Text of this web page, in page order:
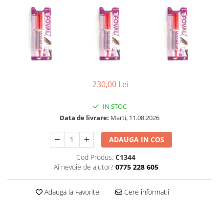
230,00 Lei
IN STOC
Data de livrare: Marti, 11.08.2026
ADAUGA IN COS
Cod Produs: C1344
Ai nevoie de ajutor? 0775 228 605
Adauga la Favorite Cere informatii